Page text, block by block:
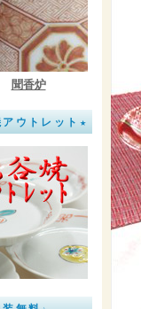
聞香炉
ウトレット★